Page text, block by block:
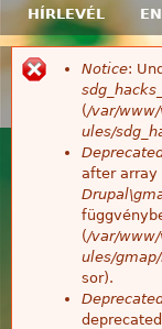
HÍRLEVÉL
Notice:
(/var/
ules/
after array
(/var/
ules/
sor).